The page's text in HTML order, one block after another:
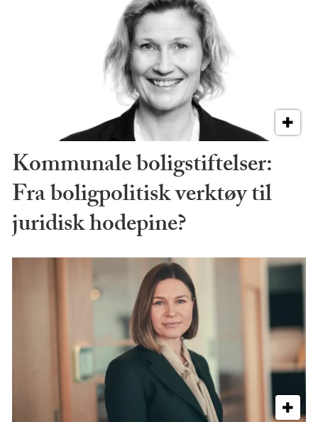
Kommunale boligstiftelser:
Fra boligpolitisk verktøy til
juridisk hodepine?